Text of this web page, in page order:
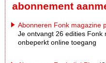
abonnement
Abonneren Fonk magazine
Je ontvangt 26 edities Fonk
onbeperkt online toegang